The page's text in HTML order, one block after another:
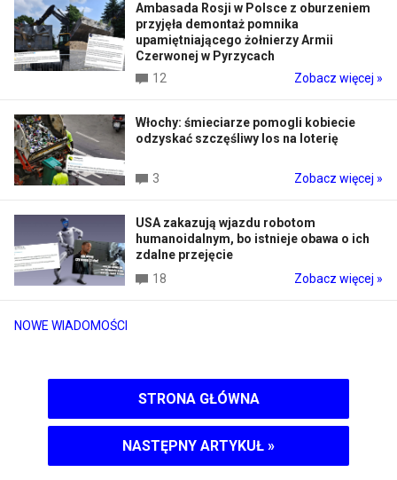
NOWE WIADOMOŚCI
Ambasada Rosji w Polsce z oburzeniem
przyjęła demontaż pomnika
upamiętniającego żołnierzy Armii
Czerwonej w Pyrzycach
12
Zobacz więcej »
Włochy: śmieciarze pomogli kobiecie
odzyskać szczęśliwy los na loterię
3 Zobacz więcej »
USA zakazują wjazdu robotom
humanoidalnym, bo istnieje obawa o ich
zdalne przejęcie
18
Zobacz więcej »
STRONA GŁÓWNA
NASTĘPNY ARTYKUŁ »